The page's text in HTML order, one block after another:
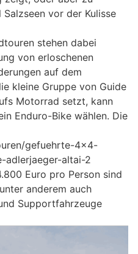
vor der Kulisse
stehen dabei
von erloschenen
auf dem
kleine Gruppe von Guide
Motorrad setzt, kann
Enduro-Bike wählen. Die
gefuehrte-4×4-
adlerjaeger-altai-2
Euro pro Person sind
anderem auch
Supportfahrzeuge